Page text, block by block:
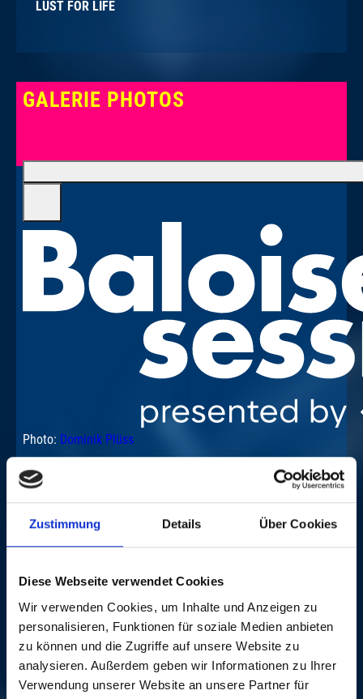
Zustimmung Details Über Cookies
Diese Webseite verwendet Cookies
Wir verwenden Cookies, um Inhalte und Anzeigen zu
personalisieren, Funktionen für soziale Medien anbieten
zu können und die Zugriffe auf unsere Website zu
analysieren. Außerdem geben wir Informationen zu Ihrer
Verwendung unserer Website an unsere Partner für
LUST FOR LIFE
GALERIE PHOTOS
Photo: Dominik Plüss